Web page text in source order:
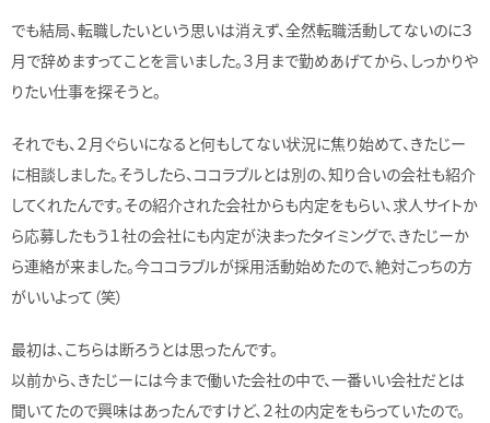
でも結局、転職したいという思いは消えず、全然転職活動してないのに３
月で辞めますってことを言いました。３月まで勤めあげてから、しっかりや
りたい仕事を探そうと。
それでも、２月ぐらいになると何もしてない状況に焦り始めて、きたじー
に相談しました。そうしたら、ココラブルとは別の、知り合いの会社も紹介
してくれたんです。その紹介された会社からも内定をもらい、求人サイトか
ら応募したもう１社の会社にも内定が決まったタイミングで、きたじーか
ら連絡が来ました。今ココラブルが採用活動始めたので、絶対こっちの方
がいいよって（笑）
最初は、こちらは断ろうとは思ったんです。
以前から、きたじーには今まで働いた会社の中で、一番いい会社だとは
聞いてたので興味はあったんですけど、２社の内定をもらっていたので。